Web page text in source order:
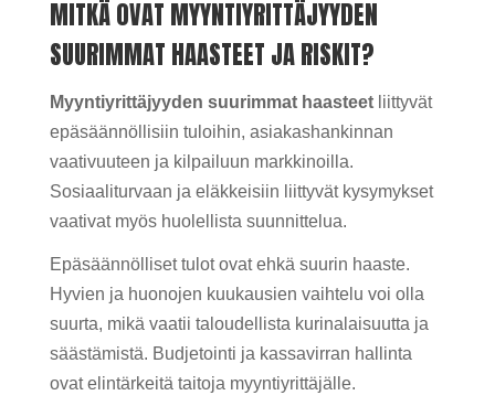
MITKÄ OVAT MYYNTIYRITTÄJYYDEN
SUURIMMAT HAASTEET JA RISKIT?
Myyntiyrittäjyyden suurimmat haasteetliittyvät
epäsäännöllisiin tuloihin, asiakashankinnan
vaativuuteen ja kilpailuun markkinoilla.
Sosiaaliturvaan ja eläkkeisiin liittyvät kysymykset
vaativat myös huolellista suunnittelua.
Epäsäännölliset tulot ovat ehkä suurin haaste.
Hyvien ja huonojen kuukausien vaihtelu voi olla
suurta, mikä vaatii taloudellista kurinalaisuutta ja
säästämistä. Budjetointi ja kassavirran hallinta
ovat elintärkeitä taitoja myyntiyrittäjälle.